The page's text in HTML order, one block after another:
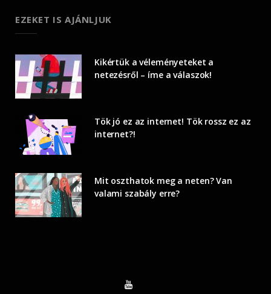
EZEKET IS AJÁNLJUK
Kikértük a véleményeteket a
netezésről – íme a válaszok!
Tök jó ez az internet! Tök rossz ez az
internet?!
Mit oszthatok meg a neten? Van
valami szabály erre?